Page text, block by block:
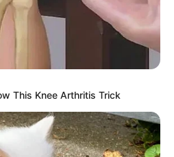
This Knee Arthritis Trick